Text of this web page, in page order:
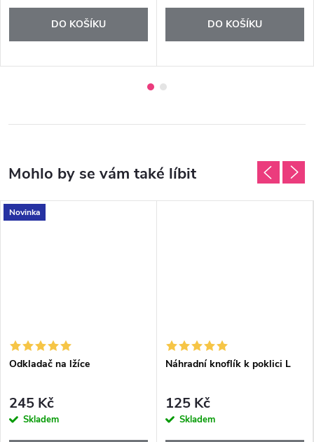
DO KOŠÍKU DO KOŠÍKU
Novinka
Odkladač na lžíce
245 Kč
Skladem
Náhradní knoflík k poklici L
125 Kč
Skladem